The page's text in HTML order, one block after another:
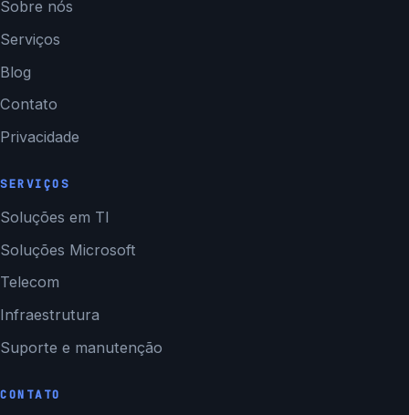
Sobre nós
Serviços
Blog
Contato
Privacidade
SERVIÇOS
Soluções em TI
Soluções Microsoft
Telecom
Infraestrutura
Suporte e manutenção
CONTATO